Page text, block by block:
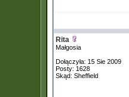
Rita
Małgosia
Dołączyła: 15 Sie 2009
Posty: 1628
Skąd: Sheffield